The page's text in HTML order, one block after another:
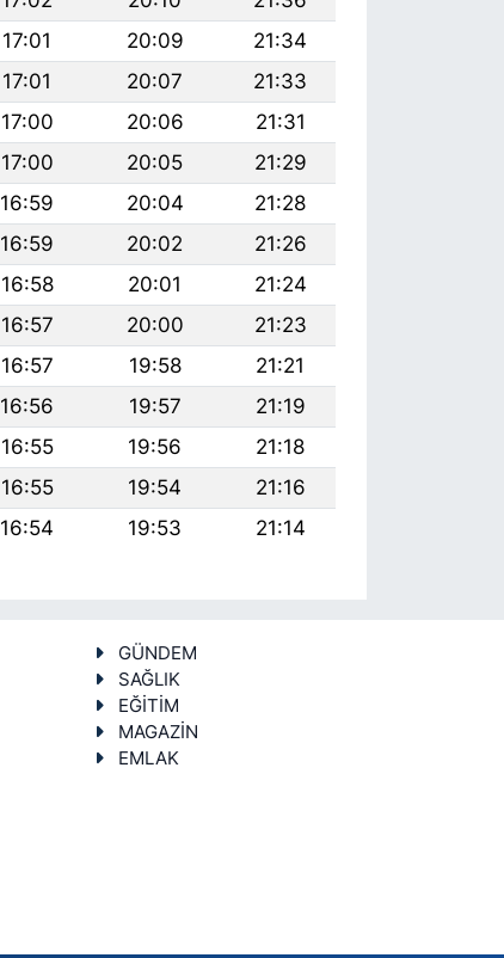
17:01 20:09
21:34
17:01 20:07
21:33
17:00 20:06
21:31
17:00 20:05
21:29
16:59 20:04
21:28
16:59 20:02
21:26
16:58 20:01
21:24
16:57 20:00
21:23
16:57 19:58
21:21
16:56 19:57
21:19
16:55 19:56
21:18
16:55 19:54
21:16
16:54 19:53 21:14
GÜNDEM
SAĞLIK
EĞİTİM
MAGAZİN
EMLAK